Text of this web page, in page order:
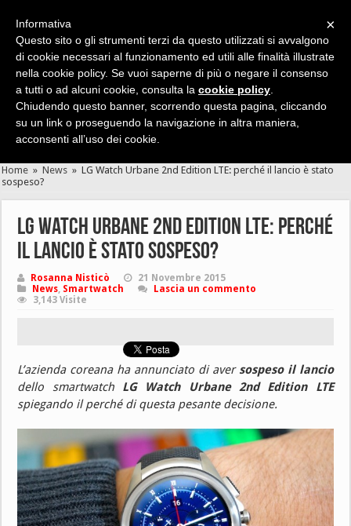
Cerca velocemente news, recensioni, guide, app, giochi ...
Home » News » LG Watch Urbane 2nd Edition LTE: perché il lancio è stato
sospeso?
LG Watch Urbane 2nd Edition LTE: perché
il lancio è stato sospeso?
Rosanna Nisticò
21 Novembre 2015
News, Smartwatch
Lascia un commento
3,143 Visite
L’azienda coreana ha annunciato di aver sospeso il lancio
dello smartwatch LG Watch Urbane 2nd Edition LTE
spiegando il perché di questa pesante decisione.
×
Informativa
Questo sito o gli strumenti terzi da questo utilizzati si avvalgono
di cookie necessari al funzionamento ed utili alle finalità illustrate
nella cookie policy. Se vuoi saperne di più o negare il consenso
a tutti o ad alcuni cookie, consulta la cookie policy
Chiudendo questo banner, scorrendo questa pagina, cliccando
su un link o proseguendo la navigazione in altra maniera,
acconsenti all’uso dei cookie.